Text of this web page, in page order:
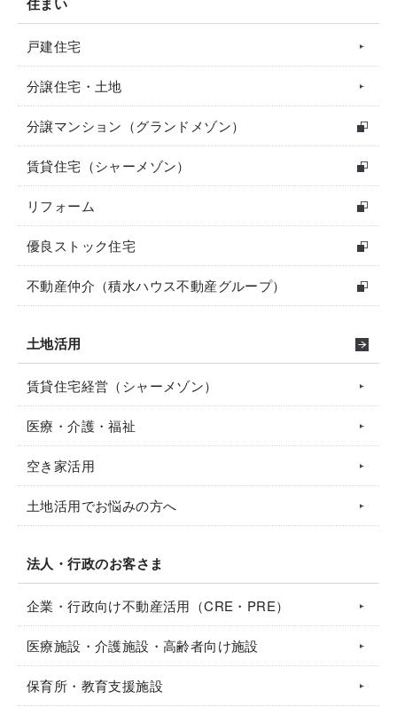
戸建住宅
分譲住宅・土地
分譲マンション（グランドメゾン）
賃貸住宅（シャーメゾン）
リフォーム
優良ストック住宅
不動産仲介（積水ハウス不動産グループ）
土地活用
賃貸住宅経営（シャーメゾン）
医療・介護・福祉
空き家活用
土地活用でお悩みの方へ
法人・行政のお客さま
企業・行政向け不動産活用（CRE・PRE）
医療施設・介護施設・高齢者向け施設
保育所・教育支援施設